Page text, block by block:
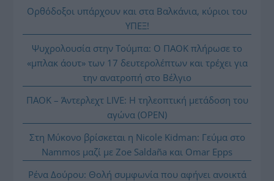
Ορθόδοξοι υπάρχουν και στα Βαλκάνια, κύριοι του
ΥΠΕΞ!
Ψυχρολουσία στην Τούμπα: Ο ΠΑΟΚ πλήρωσε το
«μπλακ άουτ» των 17 δευτερολέπτων και τρέχει για
την ανατροπή στο Βέλγιο
ΠΑΟΚ – Άντερλεχτ LIVE: Η τηλεοπτική μετάδοση του
αγώνα (OPEN)
Στη Μύκονο βρίσκεται η Nicole Kidman: Γεύμα στο
Nammos μαζί με Zoe Saldaña και Omar Epps
Ρένα Δούρου: Θολή συμφωνία που αφήνει ανοικτά